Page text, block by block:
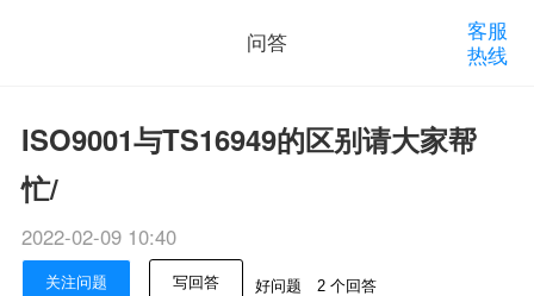
问答
客服
热线
ISO9001与TS16949的区别请大家帮
忙/
2022-02-09 10:40
关注问题 写回答 好问题 2 个回答